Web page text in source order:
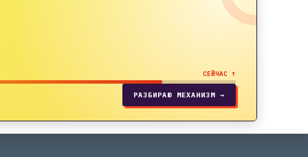
СЕЙЧАС ↑
РАЗБИРАЮ МЕХАНИЗМ →